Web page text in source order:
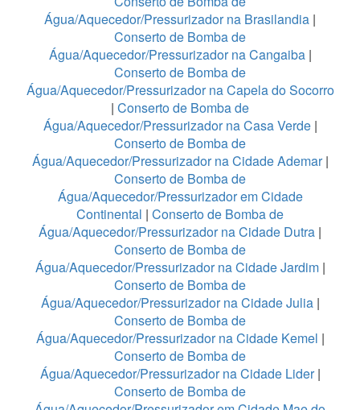
Água/Aquecedor/Pressurizador na Brasilandia |
Conserto de Bomba de
Água/Aquecedor/Pressurizador na Cangaiba|
Conserto de Bomba de
Água/Aquecedor/Pressurizador na Capela do Socorro
| Conserto de Bomba de
Água/Aquecedor/Pressurizador na Casa Verde|
Conserto de Bomba de
Água/Aquecedor/Pressurizador na Cidade Ademar|
Conserto de Bomba de
Água/Aquecedor/Pressurizador em Cidade
Continental | Conserto de Bomba de
Água/Aquecedor/Pressurizador na Cidade Dutra |
Conserto de Bomba de
Água/Aquecedor/Pressurizador na Cidade Jardim|
Conserto de Bomba de
Água/Aquecedor/Pressurizador na Cidade Julia |
Conserto de Bomba de
Água/Aquecedor/Pressurizador na Cidade Kemel |
Conserto de Bomba de
Água/Aquecedor/Pressurizador na Cidade Lider|
Conserto de Bomba de